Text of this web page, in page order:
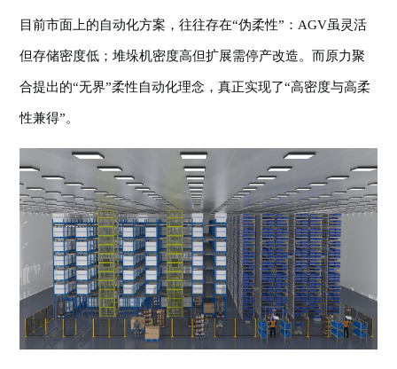
目前市面上的自动化方案，往往存在“伪柔性”：AGV虽灵活
但存储密度低；堆垛机密度高但扩展需停产改造。而原力聚
合提出的“无界”柔性自动化理念，真正实现了“高密度与高柔
性兼得”。